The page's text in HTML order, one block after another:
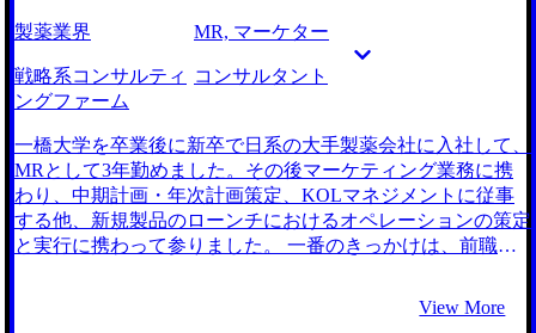
製薬業界 MR, マーケター
戦略系コンサルティ
ングファーム
コンサルタント
一橋大学を卒業後に新卒で日系の大手製薬会社に入社して、
MRとして3年勤めました。その後マーケティング業務に携
わり、中期計画・年次計画策定、KOLマネジメントに従事
する他、新規製品のローンチにおけるオペレーションの策定
と実行に携わって参りました。 一番のきっかけは、前職の
の経営課題を抱えていたのですが、上層部の対応は常に後手
View More